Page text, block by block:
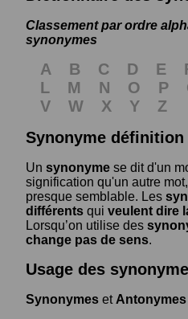
Classement par ordre
synonymes
A B C D E
L
M N O P
V
W X Y
Z
Synonyme définition
Un synonyme se dit d'un
signification qu'un autre
presque semblable. Les
différents qui veulent dire
Lorsqu’on utilise des
change pas de sens.
Usage des
Synonymes et Antonymes